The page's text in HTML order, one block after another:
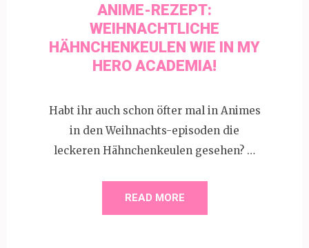
ANIME-REZEPT:
WEIHNACHTLICHE
HÄHNCHENKEULEN WIE IN MY
HERO ACADEMIA!
Habt ihr auch schon öfter mal in Animes
in den Weihnachts-episoden die
leckeren Hähnchenkeulen gesehen? …
READ MORE